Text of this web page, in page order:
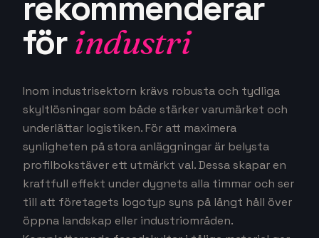
SKYLTLÖSNINGAR
Vad vi
rekommenderar
förindustri